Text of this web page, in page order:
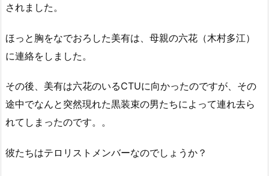
されました。
ほっと胸をなでおろした美有は、母親の六花（木村多江）
に連絡をしました。
その後、美有は六花のいるCTUに向かったのですが、その
途中でなんと突然現れた黒装束の男たちによって連れ去ら
れてしまったのです。。
彼たちはテロリストメンバーなのでしょうか？